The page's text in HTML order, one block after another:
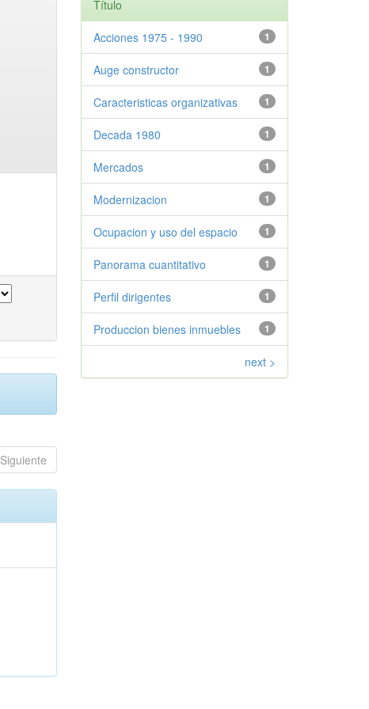
Siguiente
Título
1
Acciones 1975 - 1990
1
Auge constructor
1
Caracteristicas organizativas
1
Decada 1980
1
Mercados
1
Modernizacion
1
Ocupacion y uso del espacio
1
Panorama cuantitativo
1
Perfil dirigentes
1
Produccion bienes inmuebles
next >